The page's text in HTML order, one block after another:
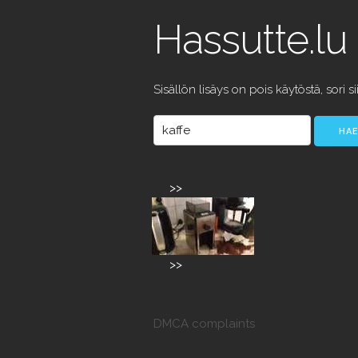
Hassutte.lu
Sisällön lisäys on pois käytöstä, sori
>>
>>
DMCA complaints